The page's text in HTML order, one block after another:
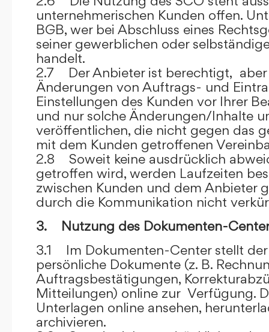
unternehmerischen Kunden offen.
BGB, wer bei Abschluss eines
seiner gewerblichen oder
handelt.
2.7 Der Anbieter ist berechtigt,
Änderungen von Auftrags- und
Einstellungen des Kunden vor Ihrer
und nur solche Änderungen/Inhalte
veröffentlichen, die nicht gegen das
mit dem Kunden getroffenen
2.8 Soweit keine ausdrücklich
getroffen wird, werden Laufzeiten
zwischen Kunden und dem Anbieter
durch die Kommunikation nicht
3. Nutzung des Dokumenten-
3.1 Im Dokumenten-Center stellt
persönliche Dokumente (z. B.
Auftragsbestätigungen,
Mitteilungen) online zur Verfügung.
Unterlagen online ansehen,
archivieren.